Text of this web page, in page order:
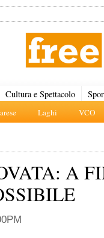
Laghi VCO
Cultura e Spettacolo
A